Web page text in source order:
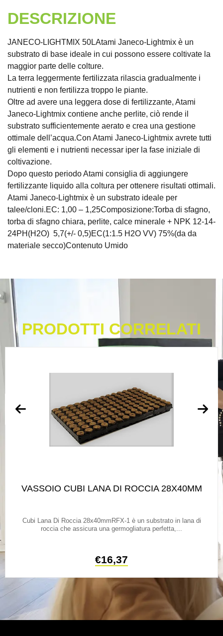
DESCRIZIONE
JANECO-LIGHTMIX 50LAtami Janeco-Lightmix è un
substrato di base ideale in cui possono essere coltivate la
maggior parte delle colture.
La terra leggermente fertilizzata rilascia gradualmente i
nutrienti e non fertilizza troppo le piante.
Oltre ad avere una leggera dose di fertilizzante, Atami
Janeco-Lightmix contiene anche perlite, ciò rende il
substrato sufficientemente aerato e crea una gestione
ottimale dell’acqua.Con Atami Janeco-Lightmix avrete tutti
gli elementi e i nutrienti necessar iper la fase iniziale di
coltivazione.
Dopo questo periodo Atami consiglia di aggiungere
fertilizzante liquido alla coltura per ottenere risultati ottimali.
Atami Janeco-Lightmix è un substrato ideale per
talee/cloni.EC: 1,00 – 1,25Composizione:Torba di sfagno,
torba di sfagno chiara, perlite, calce minerale + NPK 12-14-
24PH(H2O) 5,7(+/- 0,5)EC(1:1.5 H2O VV) 75%(da da
materiale secco)Contenuto Umido
PRODOTTI CORRELATI
VASSOIO CUBI LANA DI ROCCIA 28X40MM
Cubi Lana Di Roccia 28x40mmRFX-1 è un substrato in lana di
roccia che assicura una germogliatura perfetta,...
€16,37